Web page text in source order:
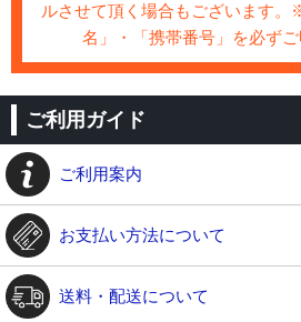
ルさせて頂く場合もございます
名」・「携帯番号」を必ずご
ご利用ガイド
ご利用案内
お支払い方法について
送料・配送について